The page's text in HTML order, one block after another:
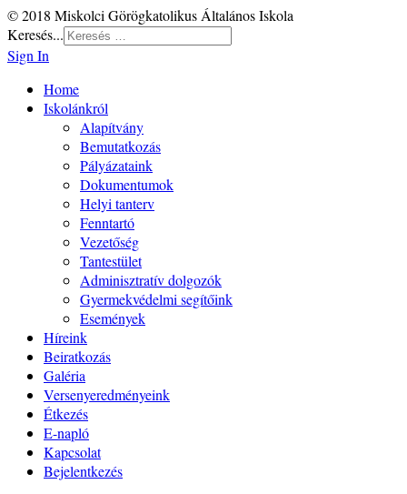
© 2018 Miskolci Görögkatolikus Általános Iskola
Keresés...
Sign In
Home
Iskolánkról
Alapítvány
Bemutatkozás
Pályázataink
Dokumentumok
Helyi tanterv
Fenntartó
Vezetőség
Tantestület
Adminisztratív dolgozók
Gyermekvédelmi segítőink
Események
Híreink
Beiratkozás
Galéria
Versenyeredményeink
Étkezés
E-napló
Kapcsolat
Bejelentkezés